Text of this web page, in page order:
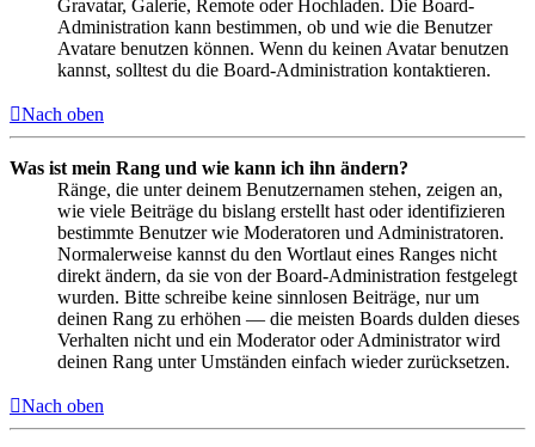
Gravatar, Galerie, Remote oder Hochladen. Die Board-
Administration kann bestimmen, ob und wie die Benutzer
Avatare benutzen können. Wenn du keinen Avatar benutzen
kannst, solltest du die Board-Administration kontaktieren.
Nach oben
Was ist mein Rang und wie kann ich ihn ändern?
Ränge, die unter deinem Benutzernamen stehen, zeigen an,
wie viele Beiträge du bislang erstellt hast oder identifizieren
bestimmte Benutzer wie Moderatoren und Administratoren.
Normalerweise kannst du den Wortlaut eines Ranges nicht
direkt ändern, da sie von der Board-Administration festgelegt
wurden. Bitte schreibe keine sinnlosen Beiträge, nur um
deinen Rang zu erhöhen — die meisten Boards dulden dieses
Verhalten nicht und ein Moderator oder Administrator wird
deinen Rang unter Umständen einfach wieder zurücksetzen.
Nach oben